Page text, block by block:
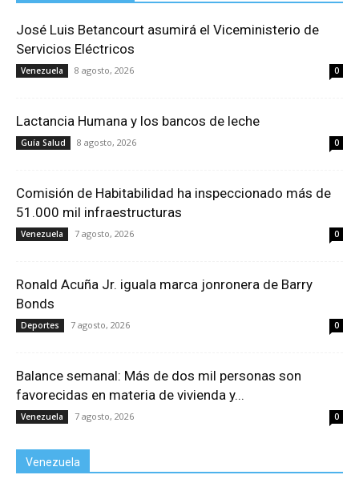
José Luis Betancourt asumirá el Viceministerio de
Servicios Eléctricos
Venezuela 8 agosto, 2026 0
Lactancia Humana y los bancos de leche
Guía Salud 8 agosto, 2026 0
Comisión de Habitabilidad ha inspeccionado más de
51.000 mil infraestructuras
Venezuela 7 agosto, 2026 0
Ronald Acuña Jr. iguala marca jonronera de Barry
Bonds
Deportes 7 agosto, 2026 0
Balance semanal: Más de dos mil personas son
favorecidas en materia de vivienda y...
Venezuela 7 agosto, 2026 0
Venezuela